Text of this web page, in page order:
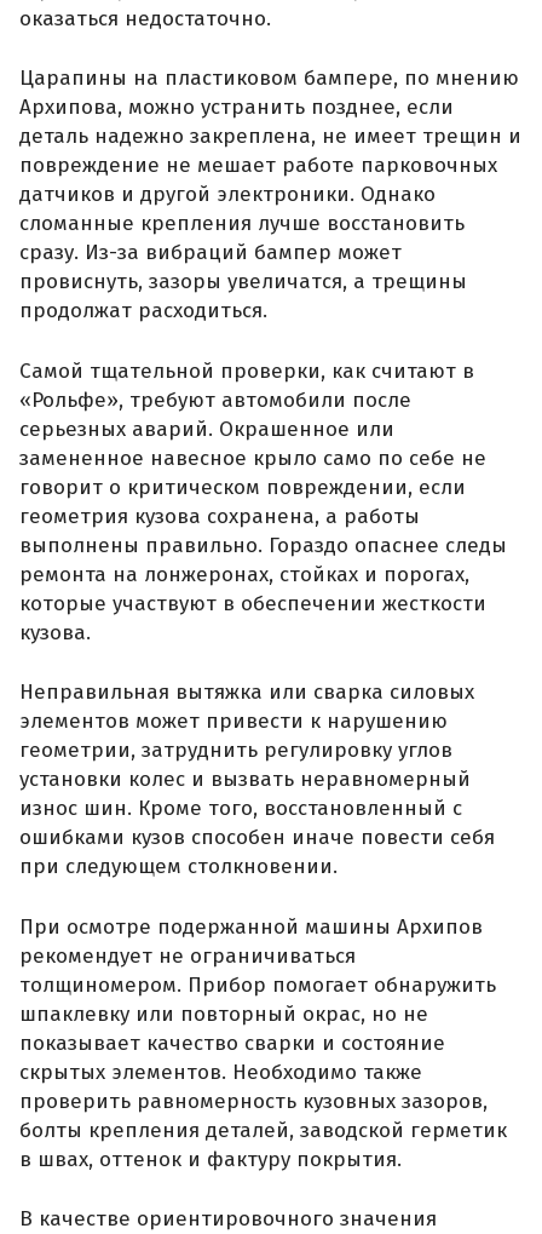
оказаться недостаточно.
Царапины на пластиковом бампере, по мнению
Архипова, можно устранить позднее, если
деталь надежно закреплена, не имеет трещин и
повреждение не мешает работе парковочных
датчиков и другой электроники. Однако
сломанные крепления лучше восстановить
сразу. Из-за вибраций бампер может
провиснуть, зазоры увеличатся, а трещины
продолжат расходиться.
Самой тщательной проверки, как считают в
«Рольфе», требуют автомобили после
серьезных аварий. Окрашенное или
замененное навесное крыло само по себе не
говорит о критическом повреждении, если
геометрия кузова сохранена, а работы
выполнены правильно. Гораздо опаснее следы
ремонта на лонжеронах, стойках и порогах,
которые участвуют в обеспечении жесткости
кузова.
Неправильная вытяжка или сварка силовых
элементов может привести к нарушению
геометрии, затруднить регулировку углов
установки колес и вызвать неравномерный
износ шин. Кроме того, восстановленный с
ошибками кузов способен иначе повести себя
при следующем столкновении.
При осмотре подержанной машины Архипов
рекомендует не ограничиваться
толщиномером. Прибор помогает обнаружить
шпаклевку или повторный окрас, но не
показывает качество сварки и состояние
скрытых элементов. Необходимо также
проверить равномерность кузовных зазоров,
болты крепления деталей, заводской герметик
в швах, оттенок и фактуру покрытия.
В качестве ориентировочного значения